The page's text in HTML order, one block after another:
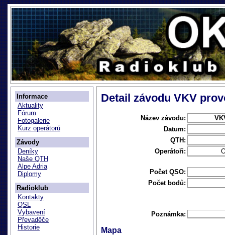
Informace
Aktuality
Fórum
Fotogalerie
Kurz operátorů
Závody
Deníky
Naše QTH
Alpe Adria
Diplomy
Radioklub
Kontakty
QSL
Vybavení
Převaděče
Historie
Detail závodu VKV
Název závodu:
Datum:
QTH:
Operátoři:
Počet QSO:
Počet bodů:
Poznámka:
Mapa